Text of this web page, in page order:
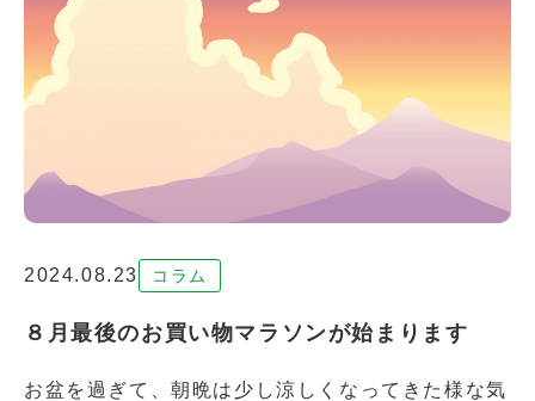
2024.08.23 コラム
８月最後のお買い物マラソンが始まります
お盆を過ぎて、朝晩は少し涼しくなってきた様な気